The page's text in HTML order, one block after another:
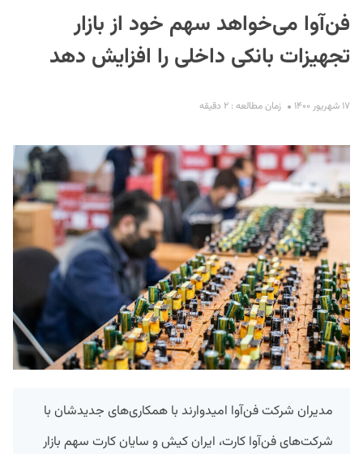
فن‌آوا می‌خواهد سهم خود از بازار
تجهیزات بانکی داخلی را افزایش دهد
۱۷ شهریور ۱۴۰۰ زمان مطالعه : ۲ دقیقه
مدیران شرکت فن‌آوا امیدوارند با همکاری‌های جدیدشان با
شرکت‌های فن‌آوا کارت، ایران کیش و سایان کارت سهم بازار